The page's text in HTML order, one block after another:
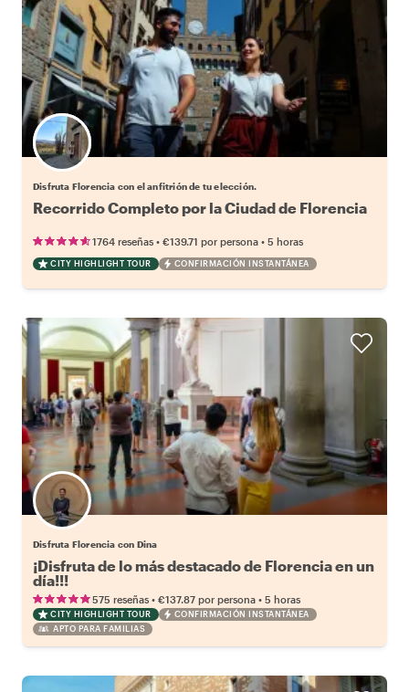
Elige tu local favorito
Disfruta Florencia con el anfitrión de tu elección.
Recorrido Completo por la Ciudad de Florencia
1764 reseñas • €139.71 por persona • 5 horas
CITY HIGHLIGHT TOUR CONFIRMACIÓN INSTANTÁNEA
Disfruta Florencia con Dina
¡Disfruta de lo más destacado de Florencia en un
día!!!
575 reseñas • €137.87 por persona • 5 horas
CITY HIGHLIGHT TOUR
CONFIRMACIÓN INSTANTÁNEA
APTO PARA FAMILIAS